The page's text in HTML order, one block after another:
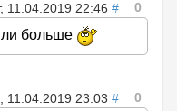
11.04.2019 22:46 # 0
больше
11.04.2019 23:03 # 0